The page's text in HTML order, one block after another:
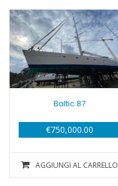
Baltic 87
€750,000.00
AGGIUNGI AL CARRELLO